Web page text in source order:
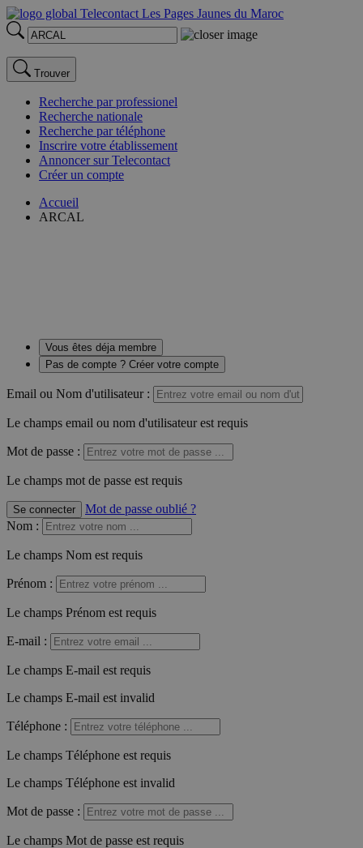
Trouver
Recherche par professionel
Recherche nationale
Recherche par téléphone
Inscrire votre établissement
Annoncer sur Telecontact
Créer un compte
Accueil
ARCAL
Vous êtes déja membre
Pas de compte ? Créer votre compte
Email ou Nom d'utilisateur :
Le champs email ou nom d'utilisateur est requis
Mot de passe :
Le champs mot de passe est requis
Se connecter
Mot de passe oublié ?
Nom :
Le champs Nom est requis
Prénom :
Le champs Prénom est requis
E-mail :
Le champs E-mail est requis
Le champs E-mail est invalid
Téléphone :
Le champs Téléphone est requis
Le champs Téléphone est invalid
Mot de passe :
Le champs Mot de passe est requis